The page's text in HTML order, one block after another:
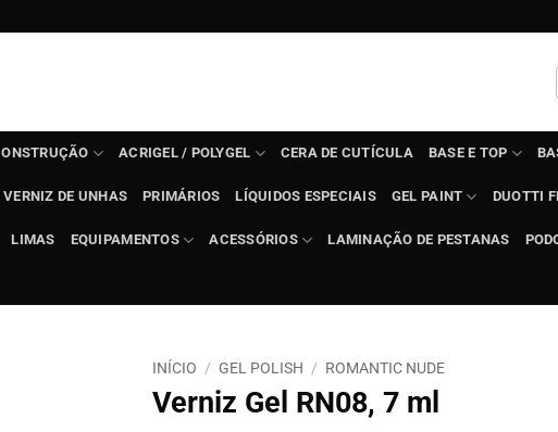
ACRIGEL / POLYGEL CERA DE CUTÍCULA BASE E TOP
VERNIZ DE UNHAS PRIMÁRIOS LÍQUIDOS ESPECIAIS GEL PAINT DUOTTI
LIMAS EQUIPAMENTOS ACESSÓRIOS LAMINAÇÃO DE PESTANAS
INÍCIO / GEL POLISH / ROMANTIC NUDE
Verniz Gel RN08, 7 ml